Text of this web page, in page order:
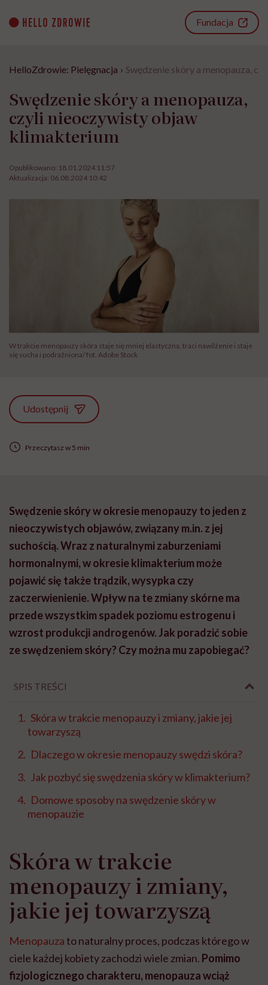
content
Fundacja
HelloZdrowie: Pielęgnacja › Swędzenie skóry a menopauza,
Swędzenie skóry a menopauza,
czyli nieoczywisty objaw
klimakterium
Opublikowano: 18.01.2024 11:57
Aktualizacja: 06.08.2024 10:42
W trakcie menopauzy skóra staje się mniej elastyczna, traci nawilżenie i staje
się sucha i podrażniona/ fot. Adobe Stock
Udostępnij
Przeczytasz w 5 min
Swędzenie skóry w okresie menopauzy to jeden z
nieoczywistych objawów, związany m.in. z jej
suchością. Wraz z naturalnymi zaburzeniami
hormonalnymi, w okresie klimakterium może
pojawić się także trądzik, wysypka czy
zaczerwienienie. Wpływ na te zmiany skórne ma
przede wszystkim spadek poziomu estrogenu i
wzrost produkcji androgenów. Jak poradzić sobie
ze swędzeniem skóry? Czy można mu zapobiegać?
SPIS TREŚCI
Skóra w trakcie menopauzy i zmiany, jakie jej
towarzyszą
Dlaczego w okresie menopauzy swędzi skóra?
Jak pozbyć się swędzenia skóry w klimakterium?
Domowe sposoby na swędzenie skóry w
menopauzie
Skóra w trakcie
menopauzy i zmiany,
jakie jej towarzyszą
Menopauzato naturalny proces, podczas którego w
ciele każdej kobiety zachodzi wiele zmian. Pomimo
fizjologicznego charakteru, menopauza wciąż